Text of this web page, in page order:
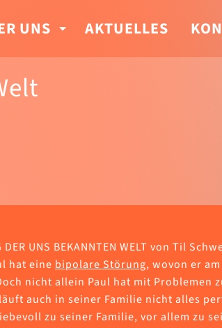
UNS AKTUELLES
UNS BEKANNTEN WELT von Til
hat eine bipolare Störung, wovon er
nicht allein Paul hat mit Problemen
auch in seiner Familie nicht alles
zu seiner Familie, vor allem zu